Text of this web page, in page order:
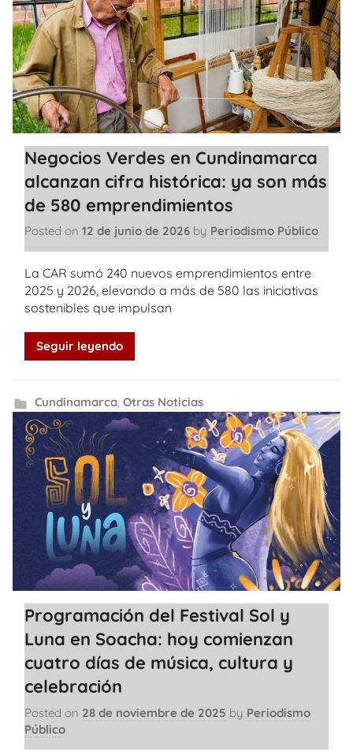
Negocios Verdes en Cundinamarca
alcanzan cifra histórica: ya son más
de 580 emprendimientos
Posted on 12 de junio de 2026 by Periodismo Público
La CAR sumó 240 nuevos emprendimientos entre
2025 y 2026, elevando a más de 580 las iniciativas
sostenibles que impulsan
Seguir leyendo
Cundinamarca, Otras Noticias
Programación del Festival Sol y
Luna en Soacha: hoy comienzan
cuatro días de música, cultura y
celebración
Posted on 28 de noviembre de 2025 by Periodismo
Público